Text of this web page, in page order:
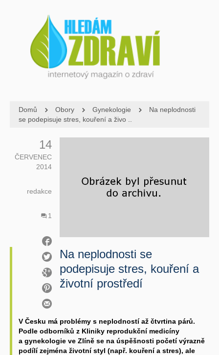
Domů Obory Gynekologie
Na neplodnosti
se podepisuje stres, kouření a živo ..
14
ČERVENEC
2014
redakce
1
Na neplodnosti se
podepisuje stres, kouření a
životní prostředí
V Česku má problémy s neplodností až čtvrtina párů.
Podle odborníků z Kliniky reprodukční medicíny
a gynekologie ve Zlíně se na úspěšnosti početí výrazně
podílí zejména životní styl (např. kouření a stres), ale